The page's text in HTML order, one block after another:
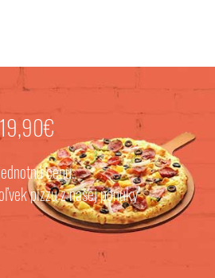
19,90€
cenu.
pizzu z našej ponuky